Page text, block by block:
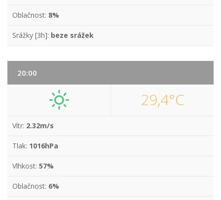
Oblačnost: 8%
Srážky [3h]: beze srážek
20:00
29,4°C
Vítr: 2.32m/s
Tlak: 1016hPa
Vlhkost: 57%
Oblačnost: 6%